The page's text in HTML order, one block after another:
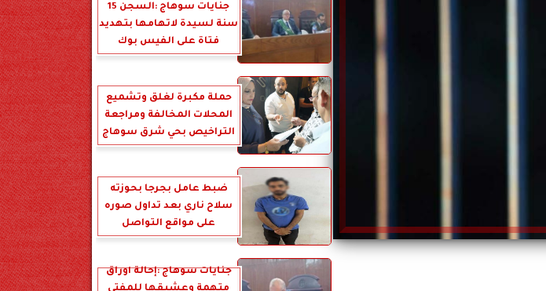
جنايات سوهاج :السجن 15
سنة لسيدة لاتهامها بتهديد
فتاة على الفيس بوك
حملة مكبرة لغلق وتشميع
المحلات المخالفة ومراجعة
التراخيص بحي شرق سوهاج
ضبط عامل بجرجا بحوزته
سلاح ناري بعد تداول صوره
على مواقع التواصل
جنايات سوهاج :إحالة أوراق
متهمة وعشيقها للمفتى